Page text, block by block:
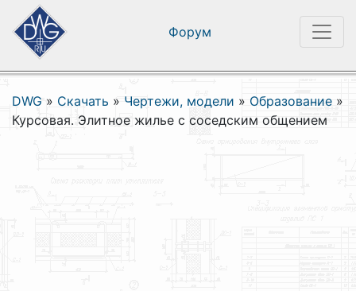
Форум
DWG » Скачать » Чертежи, модели » Образование »
Курсовая. Элитное жилье с соседским общением